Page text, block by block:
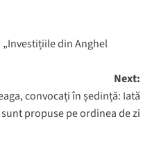
din Anghel
Next:
convocați în ședință: Iată
propuse pe ordinea de zi